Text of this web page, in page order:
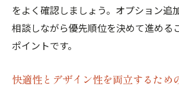
をよく確認しましょう。オプション追
相談しながら優先順位を決めて進める
ポイントです。
快適性とデザイン性を両立するため